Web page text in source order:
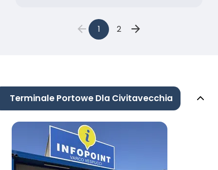
1 2
Terminale Portowe Dla Civitavecchia